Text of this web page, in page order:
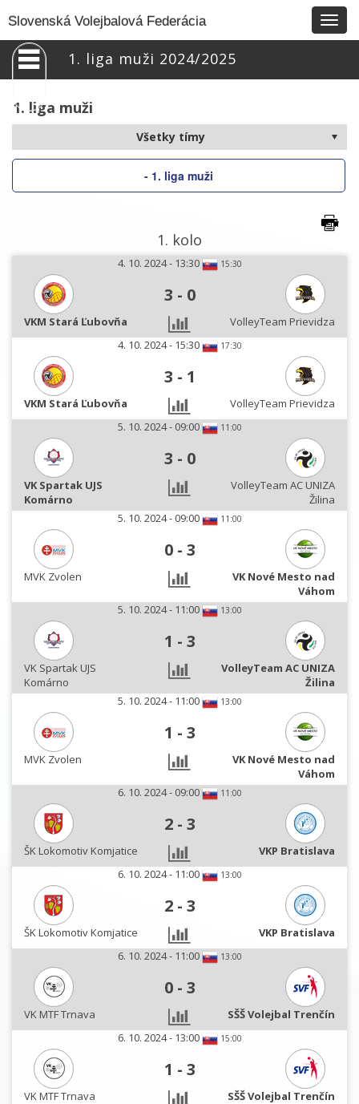
Slovenská Volejbalová Federácia
1. liga muži 2024/2025
1. liga muži
- 1. liga muži
1. kolo
4. 10. 2024 - 13:30 15:30
3 - 0
VKM Stará Ľubovňa
VolleyTeam Prievidza
4. 10. 2024 - 15:30
17:30
3 - 1
VKM Stará Ľubovňa
VolleyTeam Prievidza
5. 10. 2024 - 09:00
11:00
3 - 0
VK Spartak UJS
Komárno
VolleyTeam AC UNIZA
Žilina
5. 10. 2024 - 09:00
11:00
0 - 3
MVK Zvolen
VK Nové Mesto nad
Váhom
5. 10. 2024 - 11:00
13:00
1 - 3
VK Spartak UJS
Komárno
VolleyTeam AC UNIZA
Žilina
5. 10. 2024 - 11:00
13:00
1 - 3
MVK Zvolen
VK Nové Mesto nad
Váhom
6. 10. 2024 - 09:00
11:00
2 - 3
ŠK Lokomotiv Komjatice
VKP Bratislava
6. 10. 2024 - 11:00
13:00
2 - 3
ŠK Lokomotiv Komjatice
VKP Bratislava
6. 10. 2024 - 11:00
13:00
0 - 3
VK MTF Trnava
SŠŠ Volejbal Trenčín
6. 10. 2024 - 13:00
15:00
1 - 3
VK MTF Trnava SŠŠ Volejbal Trenčín